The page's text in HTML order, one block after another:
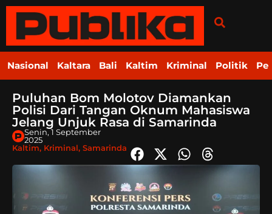
Nasional Kaltara Bali Kaltim Kriminal Politik
Puluhan Bom Molotov Diamankan
Polisi Dari Tangan Oknum Mahasiswa
Jelang Unjuk Rasa di Samarinda
Senin, 1 September
2025
Kaltim, Kriminal, Samarinda